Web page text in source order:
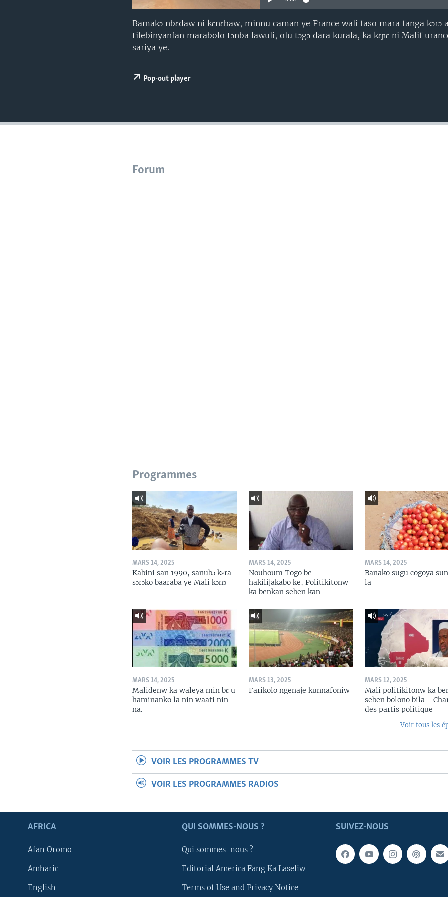
Bamakɔ nbɛdaw ni kɛnɛbaw, minnu caman ye France wali faso mara fanga kɔrɔ
tilebinyanfan marabolo tɔnba lawuli, olu tɔgɔ dara kurala, ka kɛɲɛ ni Malif
sariya ye.
Pop-out player
Forum
Programmes
MARS 14, 2025
Kabini san 1990, sanubɔ kɛra
sɔrɔko baaraba ye Mali kɔnɔ
MARS 14, 2025
Nouhoum Togo be
hakilijakabo ke, Politikitonw
ka benkan seben kan
MARS 14, 2025
Banako sugu cogoya
la
MARS 14, 2025
Malidenw ka waleya min bɛ u
haminanko la nin waati nin
na.
MARS 13, 2025
Farikolo ngenaje kunnafoniw
MARS 12, 2025
Mali politikitonw ka
seben bolono bila -
des partis politique
Voir tous les
VOIR LES PROGRAMMES TV
VOIR LES PROGRAMMES RADIOS
SUIVEZ-NOUS
AFRICA
Afan Oromo
Amharic
English
QUI SOMMES-NOUS ?
Qui sommes-nous ?
Editorial America Fang Ka Laseliw
Terms of Use and Privacy Notice